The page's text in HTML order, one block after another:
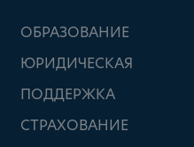
ОБРАЗОВАНИЕ
ЮРИДИЧЕСКАЯ
ПОДДЕРЖКА
СТРАХОВАНИЕ